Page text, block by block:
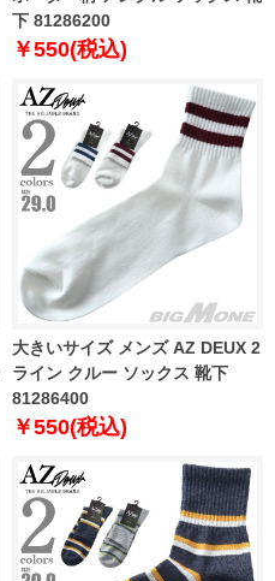
下 81286200
￥550(税込)
大きいサイズ メンズ AZ DEUX 2
ライン クルー ソックス 靴下
81286400
￥550(税込)